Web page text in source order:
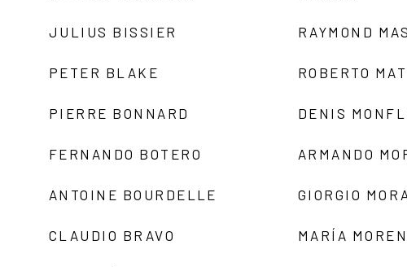
JULIUS BISSIER
PETER BLAKE
PIERRE BONNARD
FERNANDO BOTERO
ANTOINE BOURDELLE
CLAUDIO BRAVO
RAYMOND
ROBERTO
DENIS
ARMANDO
GIORGIO
MARÍA